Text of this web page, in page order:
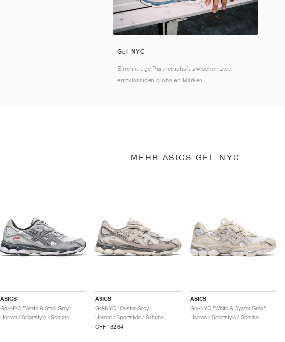
Gel-NYC
Eine mutige Partnerschaft zwischen zwei
erstklassigen globalen Marken.
MEHR ASICS GEL-NYC
ASICS
Gel-NYC "White & Steel Grey"
Herren / Sportstyle / Schuhe
ASICS
Gel-NYC "Oyster Grey"
Herren / Sportstyle / Schuhe
CHF 132.64
ASICS
Gel-NYC "White & Oyster Grey"
Herren / Sportstyle / Schuhe